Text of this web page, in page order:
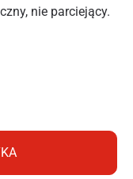
nie parciejący.